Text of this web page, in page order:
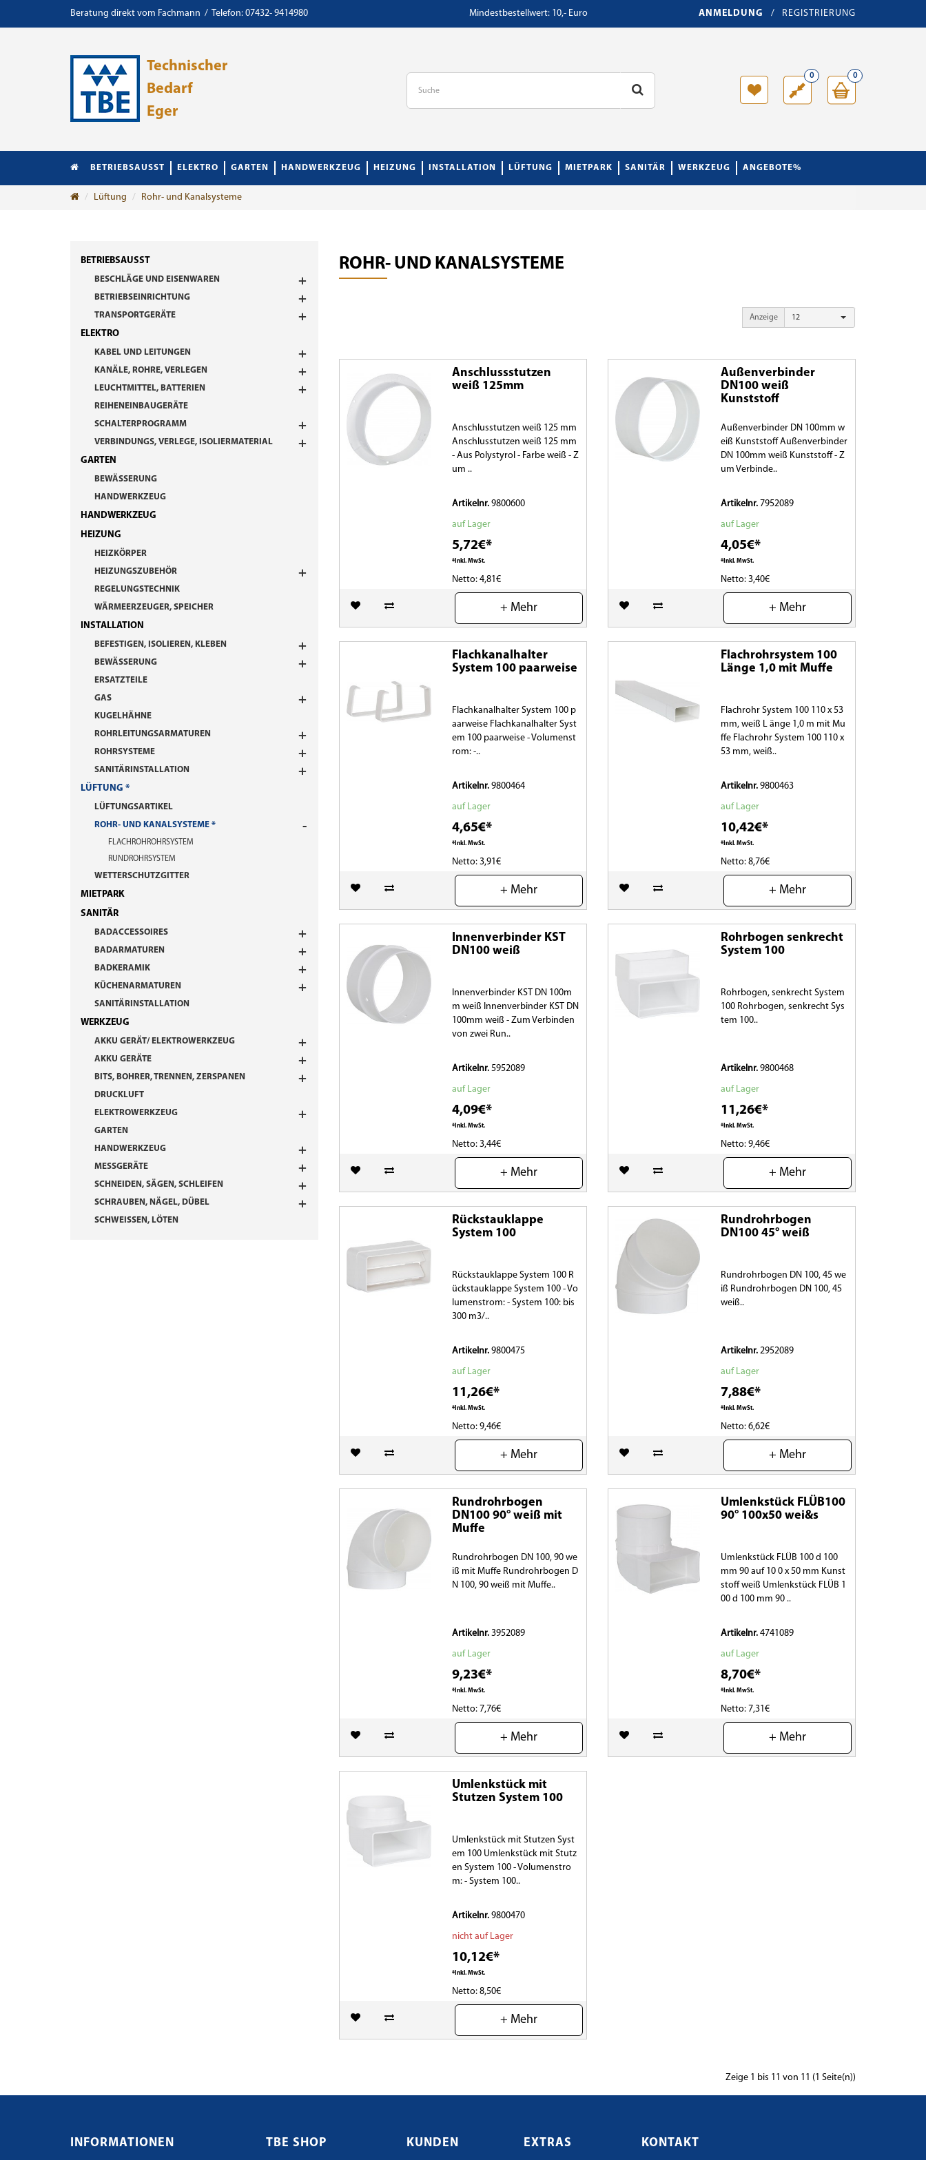
Beratung direkt vom Fachmann / Telefon: 07432- 9414980 Mindestbestellwert: 10,- Euro ANMELDUNG / REGISTRIERUNG
Technischer
Bedarf
Eger
0
0
BETRIEBSAUSST ELEKTRO GARTEN HANDWERKZEUG HEIZUNG INSTALLATION LÜFTUNG MIETPARK SANITÄR WERKZEUG ANGEBOTE%
Lüftung Rohr- und Kanalsysteme
BETRIEBSAUSST
BESCHLÄGE UND EISENWAREN
BETRIEBSEINRICHTUNG
TRANSPORTGERÄTE
ELEKTRO
KABEL UND LEITUNGEN
KANÄLE, ROHRE, VERLEGEN
LEUCHTMITTEL, BATTERIEN
REIHENEINBAUGERÄTE
SCHALTERPROGRAMM
VERBINDUNGS, VERLEGE, ISOLIERMATERIAL
GARTEN
BEWÄSSERUNG
HANDWERKZEUG
HANDWERKZEUG
HEIZUNG
HEIZKÖRPER
HEIZUNGSZUBEHÖR
REGELUNGSTECHNIK
WÄRMEERZEUGER, SPEICHER
INSTALLATION
BEFESTIGEN, ISOLIEREN, KLEBEN
BEWÄSSERUNG
ERSATZTEILE
GAS
KUGELHÄHNE
ROHRLEITUNGSARMATUREN
ROHRSYSTEME
SANITÄRINSTALLATION
LÜFTUNG
LÜFTUNGSARTIKEL
ROHR- UND KANALSYSTEME
FLACHROHROHRSYSTEM
RUNDROHRSYSTEM
WETTERSCHUTZGITTER
MIETPARK
SANITÄR
BADACCESSOIRES
BADARMATUREN
BADKERAMIK
KÜCHENARMATUREN
SANITÄRINSTALLATION
WERKZEUG
AKKU GERÄT/ ELEKTROWERKZEUG
AKKU GERÄTE
BITS, BOHRER, TRENNEN, ZERSPANEN
DRUCKLUFT
ELEKTROWERKZEUG
GARTEN
HANDWERKZEUG
MESSGERÄTE
SCHNEIDEN, SÄGEN, SCHLEIFEN
SCHRAUBEN, NÄGEL, DÜBEL
SCHWEISSEN, LÖTEN
ROHR- UND KANALSYSTEME
Anzeige 12
Anschlussstutzen
weiß 125mm
Anschlusstutzen weiß 125 mm
Anschlusstutzen weiß 125 mm
- Aus Polystyrol - Farbe weiß - Z
um ..
Artikelnr. 9800600
auf Lager
5,72€*
*Inkl. MwSt.
Netto: 4,81€
(0)
+ Mehr
Außenverbinder
DN100 weiß
Kunststoff
Außenverbinder DN 100mm w
eiß Kunststoff Außenverbinder
DN 100mm weiß Kunststoff - Z
um Verbinde..
Artikelnr. 7952089
auf Lager
4,05€*
*Inkl. MwSt.
Netto: 3,40€
(0)
+ Mehr
Flachkanalhalter
System 100 paarweise
Flachkanalhalter System 100 p
aarweise Flachkanalhalter Syst
em 100 paarweise - Volumenst
rom: -..
Artikelnr. 9800464
auf Lager
4,65€*
*Inkl. MwSt.
Netto: 3,91€
(0)
+ Mehr
Flachrohrsystem 100
Länge 1,0 mit Muffe
Flachrohr System 100 110 x 53
mm, weiß L änge 1,0 m mit Mu
ffe Flachrohr System 100 110 x
53 mm, weiß..
Artikelnr. 9800463
auf Lager
10,42€*
*Inkl. MwSt.
Netto: 8,76€
(0)
+ Mehr
Innenverbinder KST
DN100 weiß
Innenverbinder KST DN 100m
m weiß Innenverbinder KST DN
100mm weiß - Zum Verbinden
von zwei Run..
Artikelnr. 5952089
auf Lager
4,09€*
*Inkl. MwSt.
Netto: 3,44€
(0)
+ Mehr
Rohrbogen senkrecht
System 100
Rohrbogen, senkrecht System
100 Rohrbogen, senkrecht Sys
tem 100..
Artikelnr. 9800468
auf Lager
11,26€*
*Inkl. MwSt.
Netto: 9,46€
(0)
+ Mehr
Rückstauklappe
System 100
Rückstauklappe System 100 R
ückstauklappe System 100 - Vo
lumenstrom: - System 100: bis
300 m3/..
Artikelnr. 9800475
auf Lager
11,26€*
*Inkl. MwSt.
Netto: 9,46€
(0)
+ Mehr
Rundrohrbogen
DN100 45° weiß
Rundrohrbogen DN 100, 45 we
iß Rundrohrbogen DN 100, 45
weiß..
Artikelnr. 2952089
auf Lager
7,88€*
*Inkl. MwSt.
Netto: 6,62€
(0)
+ Mehr
Rundrohrbogen
DN100 90° weiß mit
Muffe
Rundrohrbogen DN 100, 90 we
iß mit Muffe Rundrohrbogen D
N 100, 90 weiß mit Muffe..
Artikelnr. 3952089
auf Lager
9,23€*
*Inkl. MwSt.
Netto: 7,76€
(0)
+ Mehr
Umlenkstück FLÜB100
90° 100x50 wei&s
Umlenkstück FLÜB 100 d 100
mm 90 auf 10 0 x 50 mm Kunst
stoff weiß Umlenkstück FLÜB 1
00 d 100 mm 90 ..
Artikelnr. 4741089
auf Lager
8,70€*
*Inkl. MwSt.
Netto: 7,31€
(0)
+ Mehr
Umlenkstück mit
Stutzen System 100
Umlenkstück mit Stutzen Syst
em 100 Umlenkstück mit Stutz
en System 100 - Volumenstro
m: - System 100..
Artikelnr. 9800470
nicht auf Lager
10,12€*
*Inkl. MwSt.
Netto: 8,50€
(0)
+ Mehr
Zeige 1 bis 11 von 11 (1 Seite(n))
INFORMATIONEN TBE SHOP KUNDEN EXTRAS KONTAKT